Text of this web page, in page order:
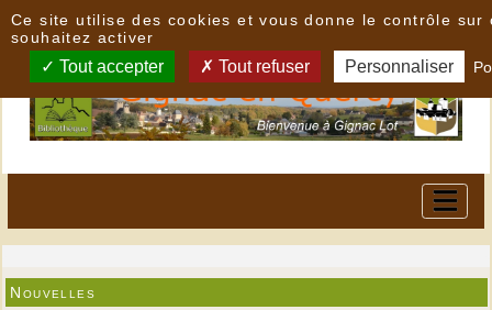
Nouvelles
Ce site utilise des cookies et vous donne le contrôle sur
souhaitez activer
Tout accepter Tout refuser Personnaliser